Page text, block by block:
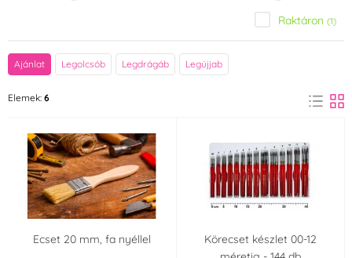
Márka
Raktáron (1)
Ajánlat Legolcsób Legdrágáb Legújjab
Elemek: 6
Ecset 20 mm, fa nyéllel
Körecset készlet 00-12